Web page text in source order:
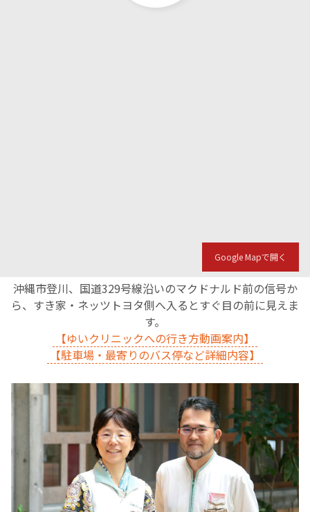
Google Mapで開く
沖縄市登川、国道329号線沿いのマクドナルド前の信号か
ら、すき家・ネッツトヨタ側へ入るとすぐ目の前に見えま
す。
【ゆいクリニックへの行き方動画案内】
【駐車場・最寄りのバス停など詳細内容】